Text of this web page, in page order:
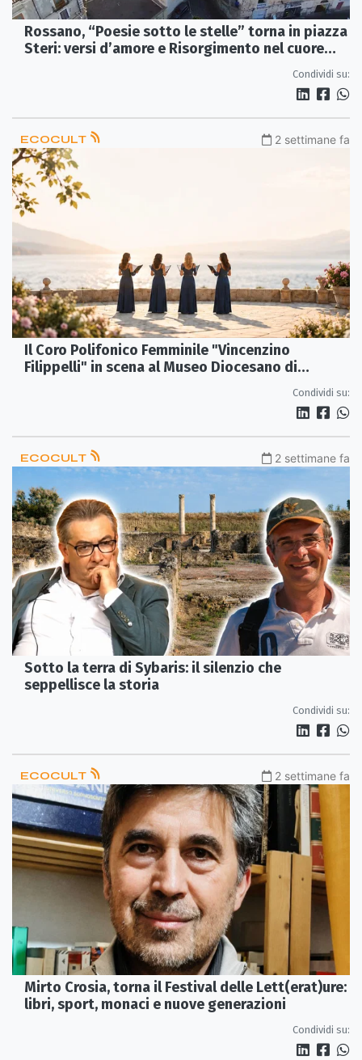
Rossano, “Poesie sotto le stelle” torna in piazza
Steri: versi d’amore e Risorgimento nel cuore
Condividi su:
ECOCULT 2 settimane fa
Il Coro Polifonico Femminile "Vincenzino
Filippelli" in scena al Museo Diocesano di
Condividi su:
ECOCULT 2 settimane fa
Sotto la terra di Sybaris: il silenzio che
seppellisce la storia
Condividi su:
ECOCULT 2 settimane fa
Mirto Crosia, torna il Festival delle Lett(erat)ure:
libri, sport, monaci e nuove generazioni
Condividi su: